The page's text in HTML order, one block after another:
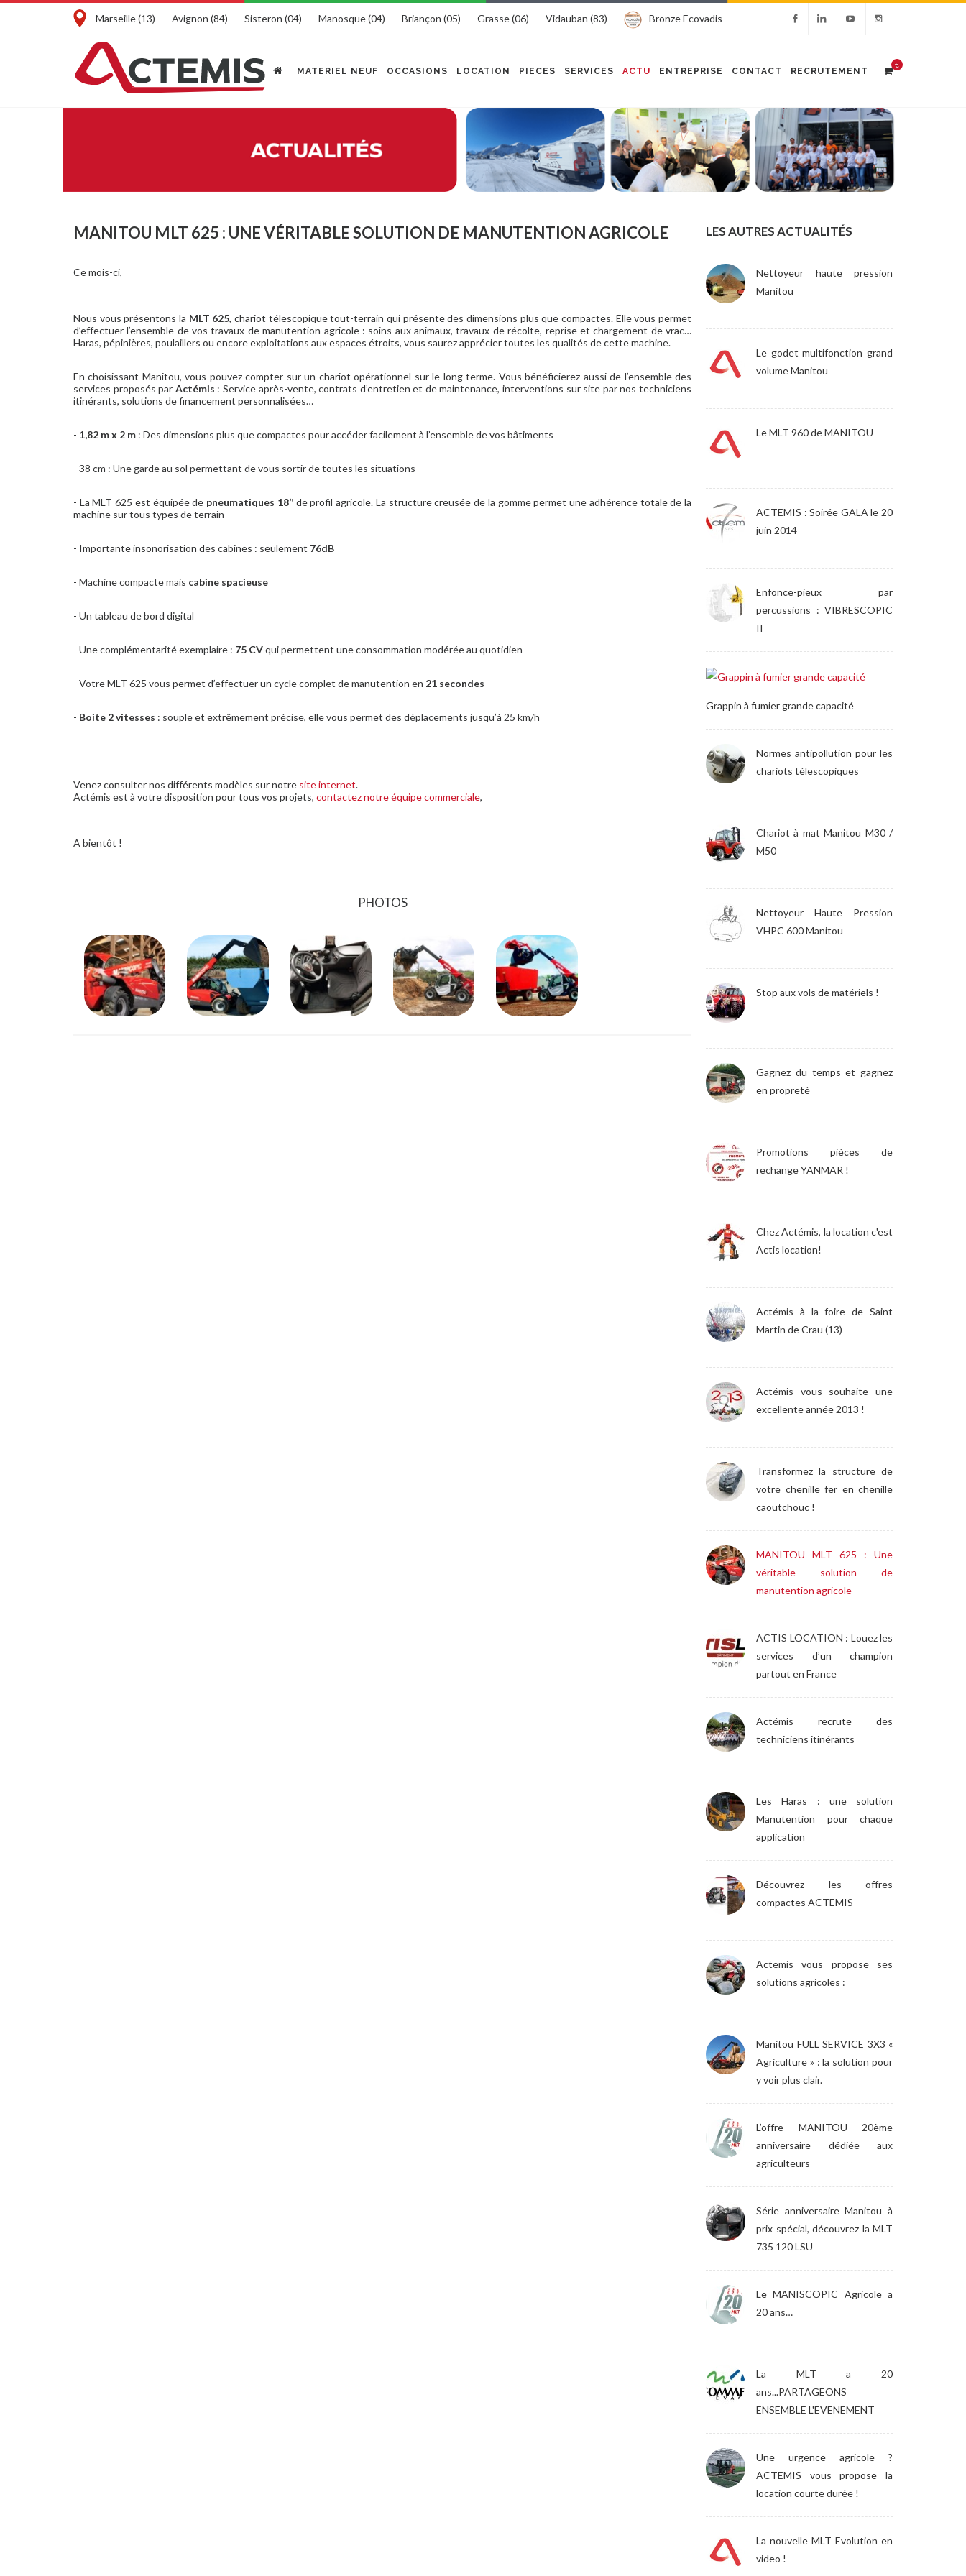
Marseille (13) Avignon (84) Sisteron (04) Manosque (04) Briançon (05) Grasse (06) Vidauban (83) Bronze Ecovadis
MATERIEL NEUF OCCASIONS LOCATION PIECES SERVICES ACTU ENTREPRISE CONTACT RECRUTEMENT
€
MANITOU MLT 625 : UNE VÉRITABLE SOLUTION DE MANUTENTION AGRICOLE
Ce mois-ci,
Nous vous présentons la MLT 625, chariot télescopique tout-terrain qui présente des dimensions plus que compactes. Elle vous permet
d’effectuer l’ensemble de vos travaux de manutention agricole : soins aux animaux, travaux de récolte, reprise et chargement de vrac…
Haras, pépinières, poulaillers ou encore exploitations aux espaces étroits, vous saurez apprécier toutes les qualités de cette machine.
En choisissant Manitou, vous pouvez compter sur un chariot opérationnel sur le long terme. Vous bénéficierez aussi de l’ensemble des
services proposés par Actémis : Service après-vente, contrats d’entretien et de maintenance, interventions sur site par nos techniciens
itinérants, solutions de financement personnalisées…
- 1,82 m x 2 m : Des dimensions plus que compactes pour accéder facilement à l’ensemble de vos bâtiments
- 38 cm : Une garde au sol permettant de vous sortir de toutes les situations
- La MLT 625 est équipée de pneumatiques 18’’de profil agricole. La structure creusée de la gomme permet une adhérence totale de la
machine sur tous types de terrain
- Importante insonorisation des cabines : seulement 76dB
- Machine compacte mais cabine spacieuse
- Un tableau de bord digital
- Une complémentarité exemplaire : 75 CVqui permettent une consommation modérée au quotidien
- Votre MLT 625 vous permet d’effectuer un cycle complet de manutention en 21 secondes
- Boite 2 vitesses : souple et extrêmement précise, elle vous permet des déplacements jusqu’à 25 km/h
Venez consulter nos différents modèles sur notre site internet.
Actémis est à votre disposition pour tous vos projets, contactez notre équipe commerciale,
A bientôt !
PHOTOS
LES AUTRES ACTUALITÉS
Nettoyeur haute pression
Manitou
Le godet multifonction grand
volume Manitou
Le MLT 960 de MANITOU
ACTEMIS : Soirée GALA le 20
juin 2014
Enfonce-pieux par
percussions : VIBRESCOPIC
II
Grappin à fumier grande capacité
Normes antipollution pour les
chariots télescopiques
Chariot à mat Manitou M30 /
M50
Nettoyeur Haute Pression
VHPC 600 Manitou
Stop aux vols de matériels !
Gagnez du temps et gagnez
en propreté
Promotions pièces de
rechange YANMAR !
Chez Actémis, la location c'est
Actis location!
Actémis à la foire de Saint
Martin de Crau (13)
Actémis vous souhaite une
excellente année 2013 !
Transformez la structure de
votre chenille fer en chenille
caoutchouc !
MANITOU MLT 625 : Une
véritable solution de
manutention agricole
ACTIS LOCATION : Louez les
services d’un champion
partout en France
Actémis recrute des
techniciens itinérants
Les Haras : une solution
Manutention pour chaque
application
Découvrez les offres
compactes ACTEMIS
Actemis vous propose ses
solutions agricoles :
Manitou FULL SERVICE 3X3 «
Agriculture » : la solution pour
y voir plus clair.
L’offre MANITOU 20ème
anniversaire dédiée aux
agriculteurs
Série anniversaire Manitou à
prix spécial, découvrez la MLT
735 120 LSU
Le MANISCOPIC Agricole a
20 ans…
La MLT a 20
ans...PARTAGEONS
ENSEMBLE L'EVENEMENT
Une urgence agricole ?
ACTEMIS vous propose la
location courte durée !
La nouvelle MLT Evolution en
video !